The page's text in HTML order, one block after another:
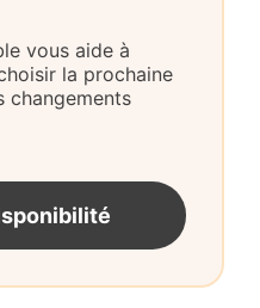
vous aide à
la prochaine
changements